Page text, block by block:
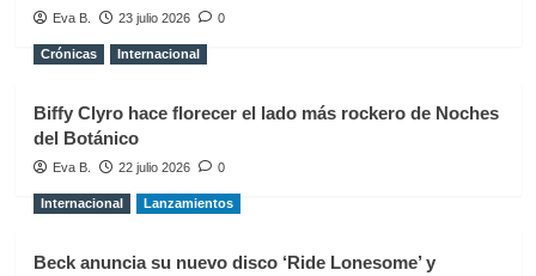
Eva B. 23 julio 2026 0
Crónicas Internacional
Biffy Clyro hace florecer el lado más rockero de Noches
del Botánico
Eva B. 22 julio 2026 0
Internacional Lanzamientos
Beck anuncia su nuevo disco ‘Ride Lonesome’ y